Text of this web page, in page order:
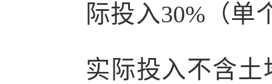
际投入30%（单
实际投入不含